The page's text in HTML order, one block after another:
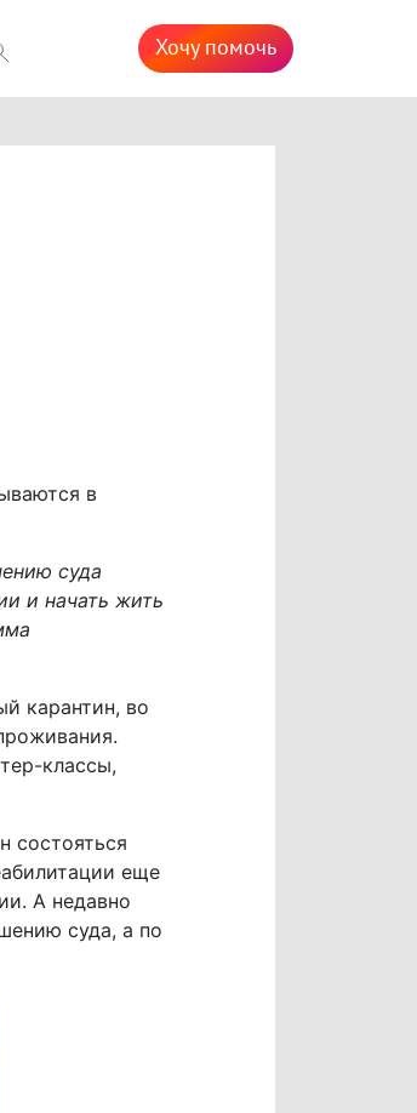
Хочу помочь
в
суда
и начать жить
карантин, во
классы,
состояться
еще
А недавно
суда, а по